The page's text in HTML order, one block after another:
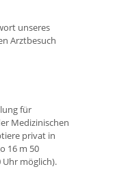
unseres
Arztbesuch
für
Medizinischen
privat in
16 m 50
möglich).